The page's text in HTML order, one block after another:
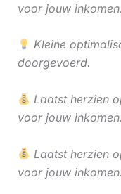
voor jouw inkomen.
Kleine
doorgevoerd.
Laatst herzien
voor jouw inkomen.
Laatst herzien
voor jouw inkomen.